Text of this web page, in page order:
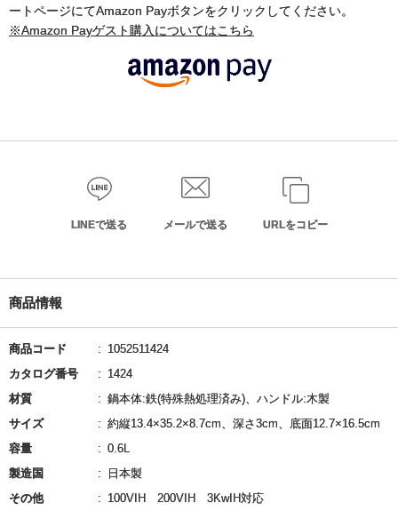
ートページにてAmazon Payボタンをクリックしてください。
※Amazon Payゲスト購入についてはこちら
LINEで送る メールで送る URLをコピー
商品情報
商品コード
1052511424
カタログ番号
1424
材質
鍋本体:鉄(特殊熱処理済み)、ハンドル:木製
サイズ
約縦13.4×35.2×8.7cm、深さ3cm、底面12.7×16.5cm
容量
0.6L
製造国
日本製
その他
100VIH 200VIH 3KwIH対応